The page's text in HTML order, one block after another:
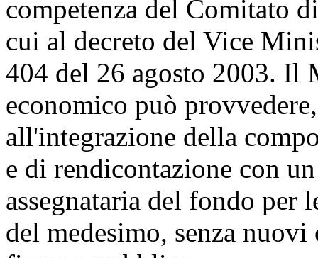
competenza del Comitato
cui al decreto del Vice
404 del 26 agosto 2003.
economico può
all'integrazione della
e di rendicontazione con
assegnataria del fondo per
del medesimo, senza